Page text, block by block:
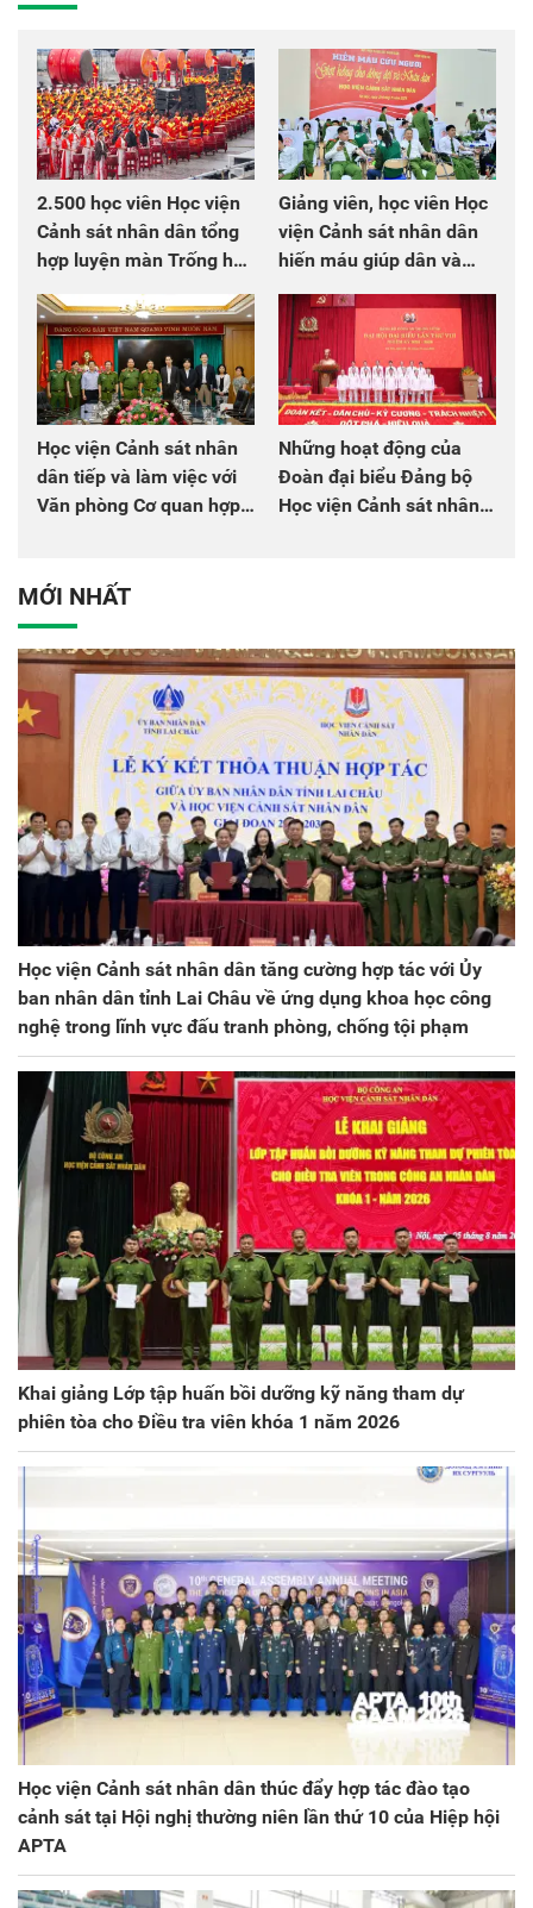
2.500 học viên Học viện
Cảnh sát nhân dân tổng
hợp luyện màn Trống hội
Giảng viên, học viên Học
viện Cảnh sát nhân dân
hiến máu giúp dân và
Học viện Cảnh sát nhân
dân tiếp và làm việc với
Văn phòng Cơ quan hợp
Những hoạt động của
Đoàn đại biểu Đảng bộ
Học viện Cảnh sát nhân
MỚI NHẤT
Học viện Cảnh sát nhân dân tăng cường hợp tác với Ủy
ban nhân dân tỉnh Lai Châu về ứng dụng khoa học công
nghệ trong lĩnh vực đấu tranh phòng, chống tội phạm
Khai giảng Lớp tập huấn bồi dưỡng kỹ năng tham dự
phiên tòa cho Điều tra viên khóa 1 năm 2026
Học viện Cảnh sát nhân dân thúc đẩy hợp tác đào tạo
cảnh sát tại Hội nghị thường niên lần thứ 10 của Hiệp hội
APTA